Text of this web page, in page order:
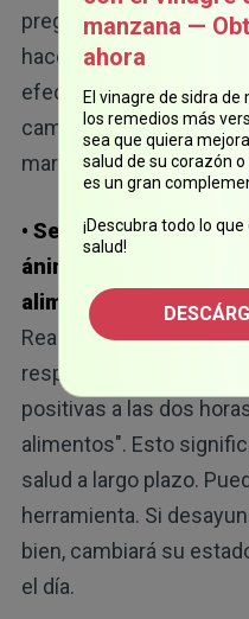
pregunta sencilla: ¿qué
hacen sentir mejor con
efecto? El enfoque es
cambia cómo se siente
marca la pauta para el
• Se puede notar una
ánimo a las pocas
alimentos:
Katie
Reading, señaló que "a
respuesta inmediata y
positivas a las dos
alimentos". Esto
salud a largo plazo.
herramienta. Si
bien, cambiará su
el día.
manzana —
ahora
El vinagre de sidra
los remedios más
sea que quiera
salud de su corazón
es un gran
¡Descubra todo lo
salud!